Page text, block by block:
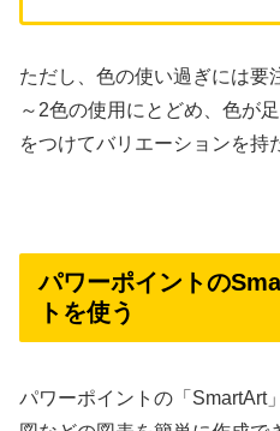
ただし、色の使い過ぎには要
～2色の使用にとどめ、色が
をつけてバリエーションを持
パワーポイントの
トを使う
パワーポイントの「SmartArt